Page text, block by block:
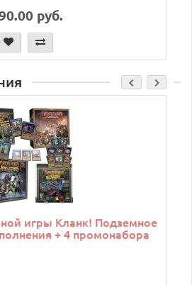
руб.
игры Кланк! Подземное
+ 4 промонабора